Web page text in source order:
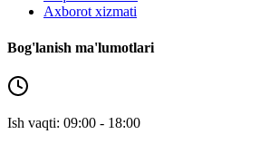
Axborot xizmati
Bog'lanish ma'lumotlari
Ish vaqti: 09:00 - 18:00